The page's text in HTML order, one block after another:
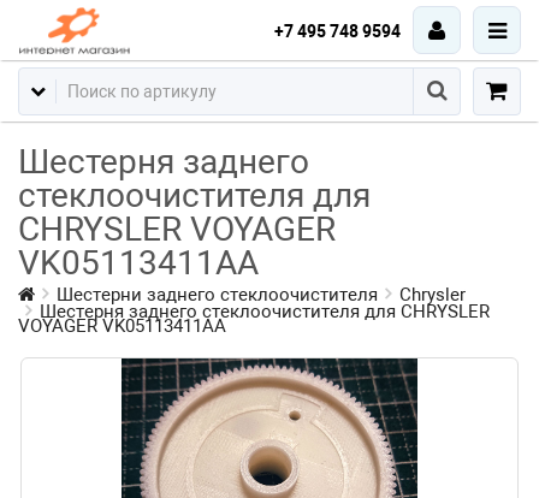
+7 495 748 9594
Шестерня заднего
стеклоочистителя для
CHRYSLER VOYAGER
VK05113411AA
Шестерни заднего стеклоочистителя Chrysler
Шестерня заднего стеклоочистителя для CHRYSLER
VOYAGER VK05113411AA